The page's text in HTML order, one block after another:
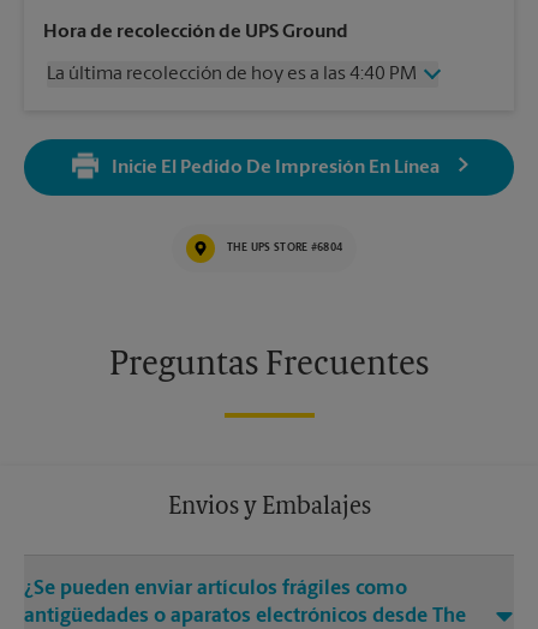
Jueves
4:40 PM
Sábado
1:00 PM
Martes
4:40 PM
Miércoles
Hora de recolección de UPS Ground
La última recolección de hoy es a las 4:40 PM
Viernes
Sábado
1:00 PM
4:40 PM
4:40 PM
Inicie El Pedido De Impresión En Línea
THE UPS STORE #6804
Preguntas Frecuentes
Envios y Embalajes
¿Se pueden enviar artículos frágiles como
antigüedades o aparatos electrónicos desde The